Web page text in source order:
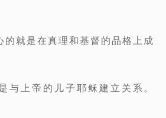
就是在真理和基督的品格上成
与上帝的儿子耶稣建立关系。